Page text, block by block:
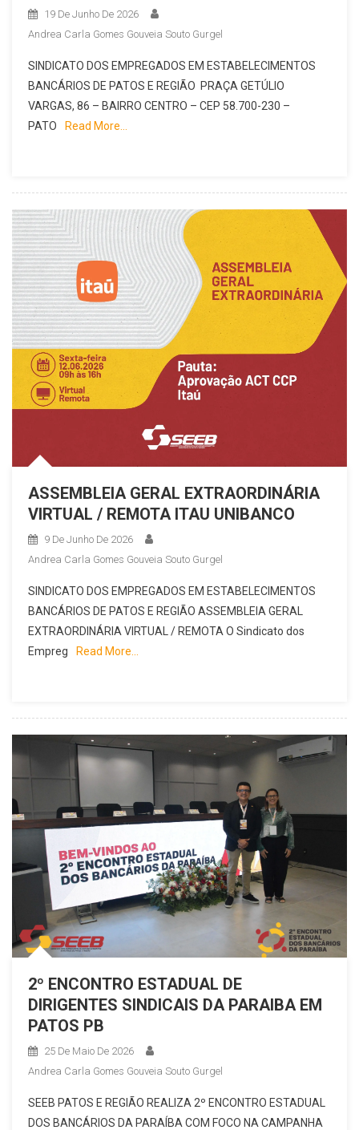
19 De Junho De 2026
Andrea Carla Gomes Gouveia Souto Gurgel
SINDICATO DOS EMPREGADOS EM ESTABELECIMENTOS
BANCÁRIOS DE PATOS E REGIÃO PRAÇA GETÚLIO
VARGAS, 86 – BAIRRO CENTRO – CEP 58.700-230 –
PATO
Read More…
ASSEMBLEIA GERAL EXTRAORDINÁRIA
VIRTUAL / REMOTA ITAU UNIBANCO
9 De Junho De 2026
Andrea Carla Gomes Gouveia Souto Gurgel
SINDICATO DOS EMPREGADOS EM ESTABELECIMENTOS
BANCÁRIOS DE PATOS E REGIÃO ASSEMBLEIA GERAL
EXTRAORDINÁRIA VIRTUAL / REMOTA O Sindicato dos
Empreg
Read More…
2º ENCONTRO ESTADUAL DE
DIRIGENTES SINDICAIS DA PARAIBA EM
PATOS PB
25 De Maio De 2026
Andrea Carla Gomes Gouveia Souto Gurgel
SEEB PATOS E REGIÃO REALIZA 2º ENCONTRO ESTADUAL
DOS BANCÁRIOS DA PARAÍBA COM FOCO NA CAMPANHA